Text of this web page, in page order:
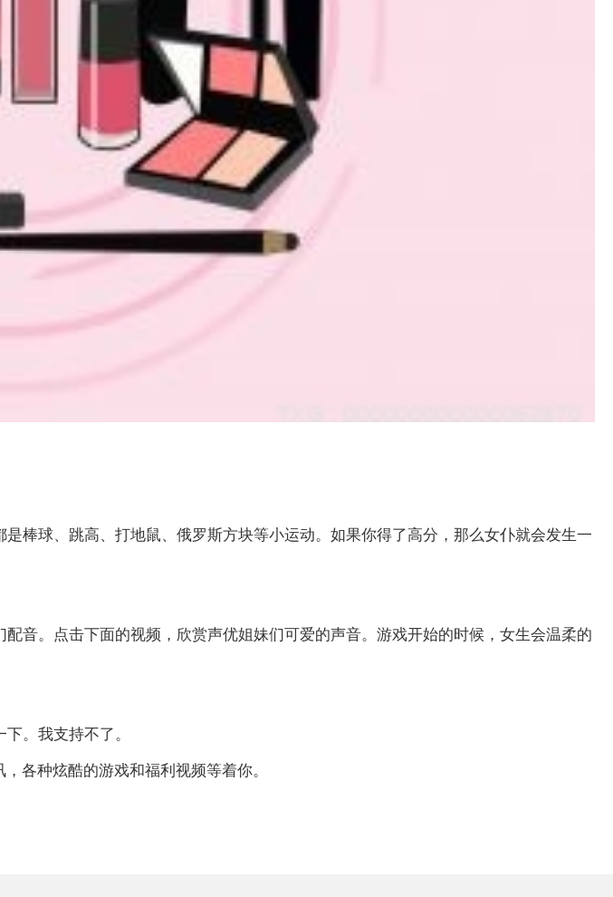
棒球、跳高、打地鼠、俄罗斯方块等小运动。如果你得了高分，那么女仆就会发生一
音。点击下面的视频，欣赏声优姐妹们可爱的声音。游戏开始的时候，女生会温柔的
。我支持不了。
各种炫酷的游戏和福利视频等着你。